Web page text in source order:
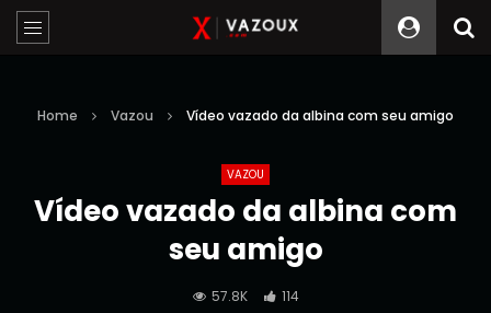
Home Vazou Vídeo vazado da albina com seu amigo
VAZOU
Vídeo vazado da albina com
seu amigo
57.8K 114